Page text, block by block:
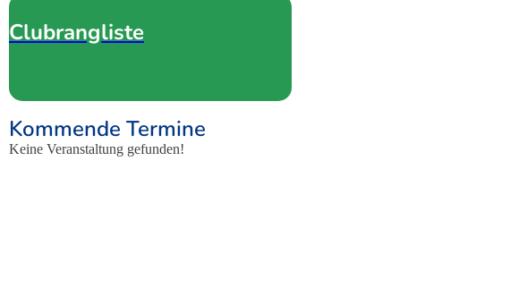
Clubrangliste
Kommende Termine
Keine Veranstaltung gefunden!